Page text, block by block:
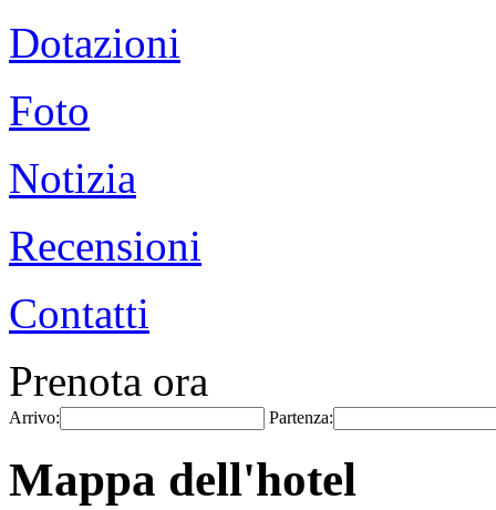
Dotazioni
Foto
Notizia
Recensioni
Contatti
Prenota ora
Arrivo: Partenza:
Mappa dell'hotel